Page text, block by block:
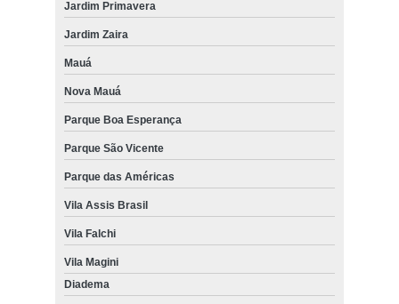
Jardim Primavera
Jardim Zaira
Mauá
Nova Mauá
Parque Boa Esperança
Parque São Vicente
Parque das Américas
Vila Assis Brasil
Vila Falchi
Vila Magini
Diadema